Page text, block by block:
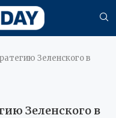
Зеленского в
Зеленского в